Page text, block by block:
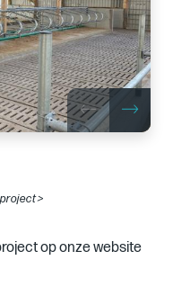
>
op onze website